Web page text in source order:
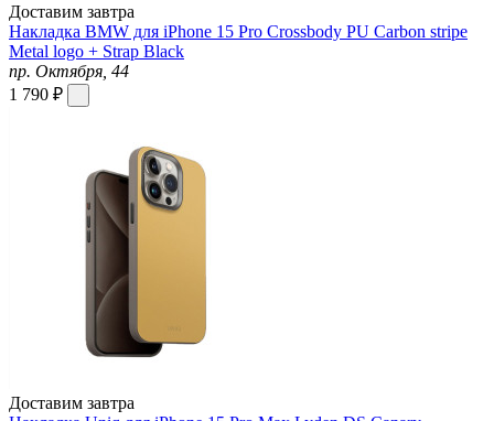
Доставим завтра
Накладка BMW для iPhone 15 Pro Crossbody PU Carbon stripe
Metal logo + Strap Black
пр. Октября, 44
1 790 ₽
Доставим завтра